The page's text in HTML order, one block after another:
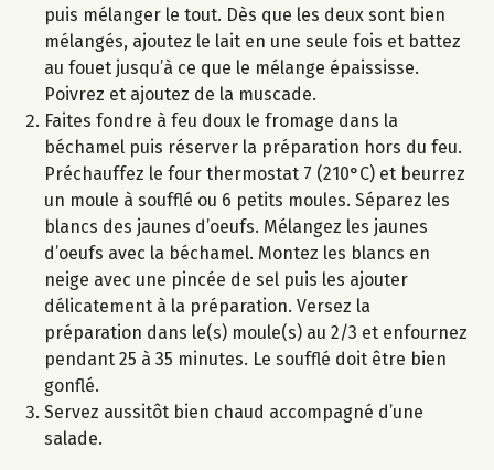
puis mélanger le tout. Dès que les deux sont bien
mélangés, ajoutez le lait en une seule fois et battez
au fouet jusqu’à ce que le mélange épaississe.
Poivrez et ajoutez de la muscade.
Faites fondre à feu doux le fromage dans la
béchamel puis réserver la préparation hors du feu.
Préchauffez le four thermostat 7 (210°C) et beurrez
un moule à soufflé ou 6 petits moules. Séparez les
blancs des jaunes d’oeufs. Mélangez les jaunes
d’oeufs avec la béchamel. Montez les blancs en
neige avec une pincée de sel puis les ajouter
délicatement à la préparation. Versez la
préparation dans le(s) moule(s) au 2/3 et enfournez
pendant 25 à 35 minutes. Le soufflé doit être bien
gonflé.
Servez aussitôt bien chaud accompagné d’une
salade.